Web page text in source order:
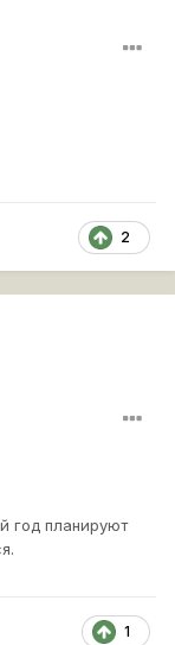
2
год планируют
1